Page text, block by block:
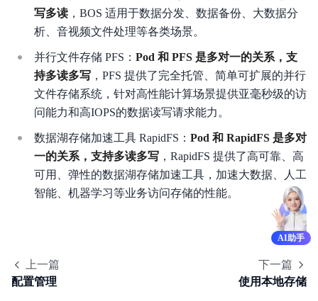
写多读 ，BOS 适用于数据分发、数据备份、大数据分
析、音视频文件处理等各类场景。
并行文件存储 PFS： Pod 和 PFS 是多对一的关系，支
持多读多写 ，PFS 提供了完全托管、简单可扩展的并行
文件存储系统，针对高性能计算场景提供亚毫秒级的访
问能力和高IOPS的数据读写请求能力。
数据湖存储加速工具 RapidFS： Pod 和 RapidFS 是多对
一的关系，支持多读多写 ，RapidFS 提供了高可靠、高
可用、弹性的数据湖存储加速工具，加速大数据、人工
智能、机器学习等业务访问存储的性能。
上一篇
配置管理
下一篇
使用本地存储
AI助手